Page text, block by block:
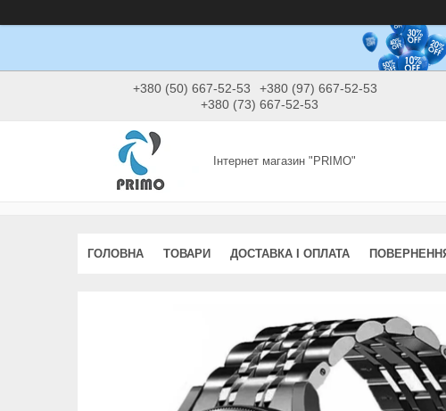
+380 (50) 667-52-53
+380 (97) 667-52-53
+380 (73) 667-52-53
Інтернет магазин "PRIMO"
ГОЛОВНА ТОВАРИ ДОСТАВКА І ОПЛАТА